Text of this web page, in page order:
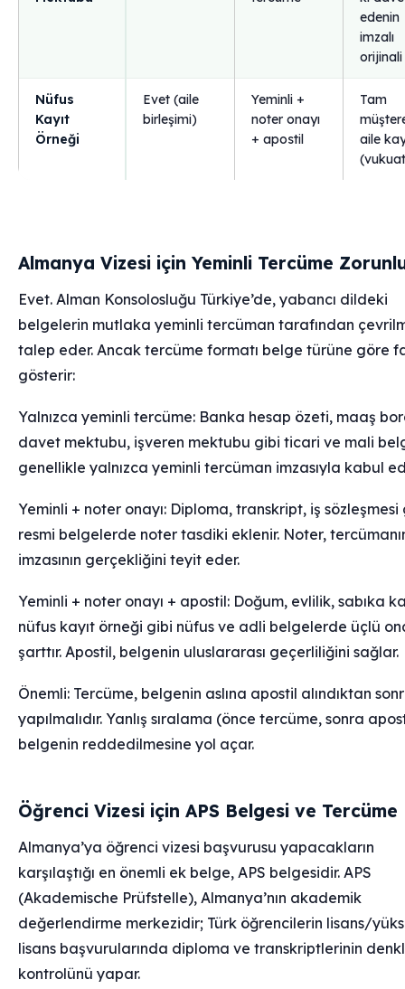
edenin
imzalı
orijinali
Nüfus
Kayıt
Örneği
Evet (aile
birleşimi)
Yeminli +
noter onayı
+ apostil
Tam
aile
Almanya Vizesi için Yeminli Tercüme
Evet. Alman Konsolosluğu Türkiye’de, yabancı dildeki
belgelerin mutlaka yeminli tercüman tarafından
talep eder. Ancak tercüme formatı belge türüne göre
gösterir:
Yalnızca yeminli tercüme: Banka hesap özeti, maaş
davet mektubu, işveren mektubu gibi ticari ve mali
genellikle yalnızca yeminli tercüman imzasıyla kabul
Yeminli + noter onayı: Diploma, transkript, iş sözleşmesi
resmi belgelerde noter tasdiki eklenir. Noter,
imzasının gerçekliğini teyit eder.
Yeminli + noter onayı + apostil: Doğum, evlilik, sabıka
nüfus kayıt örneği gibi nüfus ve adli belgelerde üçlü
şarttır. Apostil, belgenin uluslararası geçerliliğini sağlar.
Önemli: Tercüme, belgenin aslına apostil alındıktan
yapılmalıdır. Yanlış sıralama (önce tercüme, sonra
belgenin reddedilmesine yol açar.
Öğrenci Vizesi için APS Belgesi ve Tercüme
Almanya’ya öğrenci vizesi başvurusu yapacakların
karşılaştığı en önemli ek belge, APS belgesidir. APS
(Akademische Prüfstelle), Almanya’nın akademik
değerlendirme merkezidir; Türk öğrencilerin lisans/
lisans başvurularında diploma ve transkriptlerinin
kontrolünü yapar.